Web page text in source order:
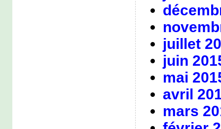
juillet
juin
mai
avril
mars